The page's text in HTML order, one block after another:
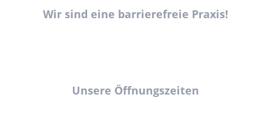
Wir sind eine barrierefreie Praxis!
Unsere Öffnungszeiten